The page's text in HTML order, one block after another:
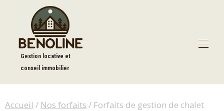
Gestion locative et
conseil immobilier
Accueil
Nos forfaits
Accueil / Nos forfaits / Forfaits de gestion de chalet